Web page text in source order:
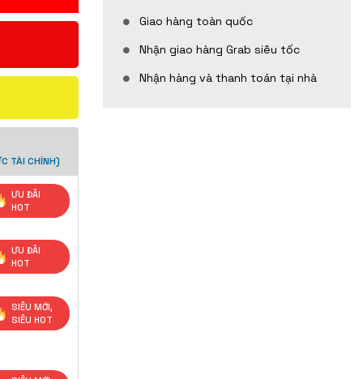
TÀI CHÍNH)
ƯU ĐÃI
HOT
ƯU ĐÃI
HOT
SIÊU MỚI,
SIÊU HOT
Giao hàng toàn quốc
Nhận giao hàng Grab siêu tốc
Nhận hàng và thanh toán tại nhà